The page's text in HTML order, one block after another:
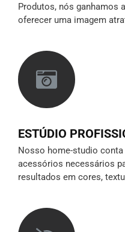
Produtos, nós ganhamos
oferecer uma imagem
ESTÚDIO
Nosso home-studio
acessórios necessários
resultados em cores,